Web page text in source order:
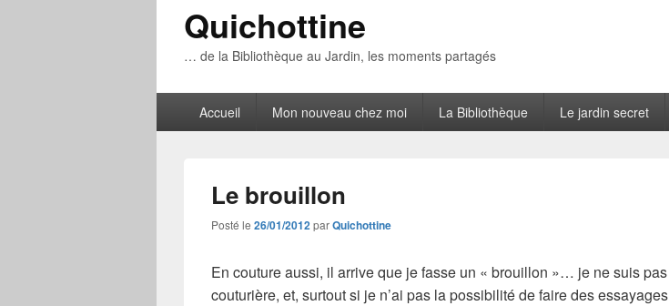
Quichottine
… de la Bibliothèque au Jardin, les moments partagés
principalAccueil Mon nouveau chez moi La Bibliothèque Le jardin secret
Le brouillon
Posté le 26/01/2012parQuichottine
En couture aussi, il arrive que je fasse un « brouillon »… je ne suis pas
couturière, et, surtout si je n’ai pas la possibilité de faire des essayages